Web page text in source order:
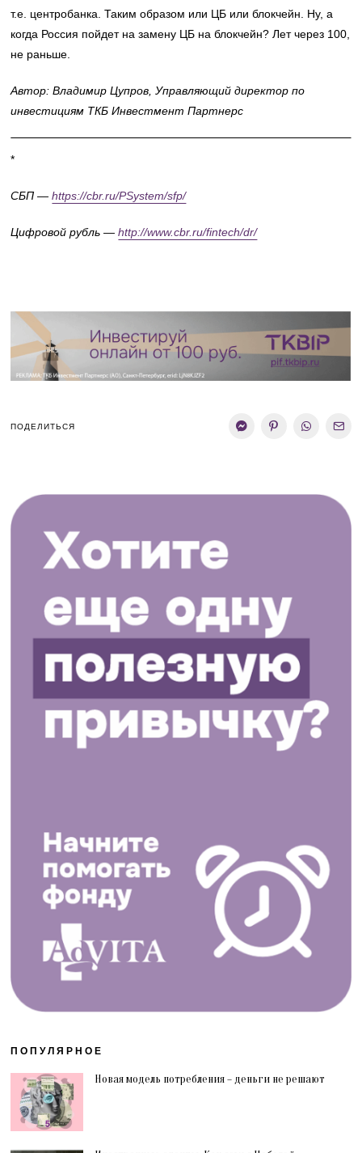
т.е. центробанка. Таким образом или ЦБ или блокчейн. Ну, а
когда Россия пойдет на замену ЦБ на блокчейн? Лет через 100,
не раньше.
Автор: Владимир Цупров, Управляющий директор по
инвестициям ТКБ Инвестмент Партнерс
*
СБП —https://cbr.ru/PSystem/sfp/
Цифровой рубль —http://www.cbr.ru/fintech/dr/
ПОДЕЛИТЬСЯ
ПОПУЛЯРНОЕ
Новая модель потребления – деньги не решают